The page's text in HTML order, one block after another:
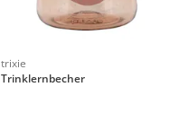
trixie
Trinklernbecher